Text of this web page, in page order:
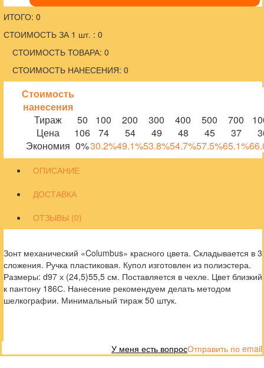
ИТОГО: 0
СТОИМОСТЬ ЗА 1 шт. : 0
СТОИМОСТЬ ТОВАРА: 0
СТОИМОСТЬ НАНЕСЕНИЯ: 0
Стоимость
нанесения
Тираж
50 100 200 300 400 500 700
Цена
106 74 54 49 48 45 37
Экономия 0%30.2%49.1%53.8%54.7%57.5%65.1%
ОПИСАНИЕ
ДОСТАВКА
ОТЗЫВЫ (0)
Зонт механический «Columbus» красного цвета. Складывается в 3
сложения. Ручка пластиковая. Купол изготовлен из полиэстера.
Размеры: d97 х (24,5)55,5 см. Поставляется в чехле. Цвет близкий
к пантону 186С. Нанесение рекомендуем делать методом
шелкографии. Минимальный тираж 50 штук.
Отправить по email
У меня есть вопрос